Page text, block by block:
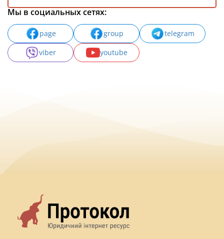
Мы в социальных сетях:
page group
telegram
viber
youtube